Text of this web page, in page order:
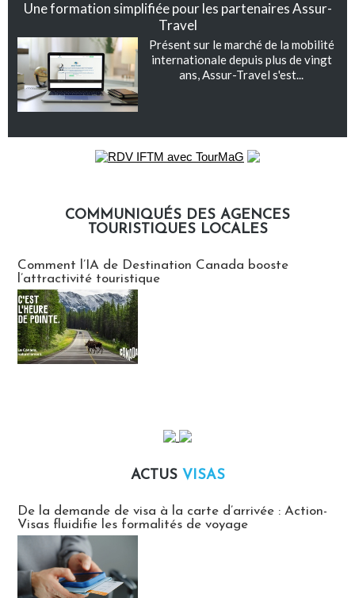
Une formation simplifiée pour les partenaires Assur-
Travel
Présent sur le marché de la mobilité
internationale depuis plus de vingt
ans, Assur-Travel s'est...
COMMUNIQUÉS DES AGENCES
TOURISTIQUES LOCALES
Comment l’IA de Destination Canada booste
l’attractivité touristique
ACTUS VISAS
De la demande de visa à la carte d’arrivée : Action-
Visas fluidifie les formalités de voyage